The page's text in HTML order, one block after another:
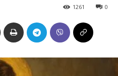
0
1261